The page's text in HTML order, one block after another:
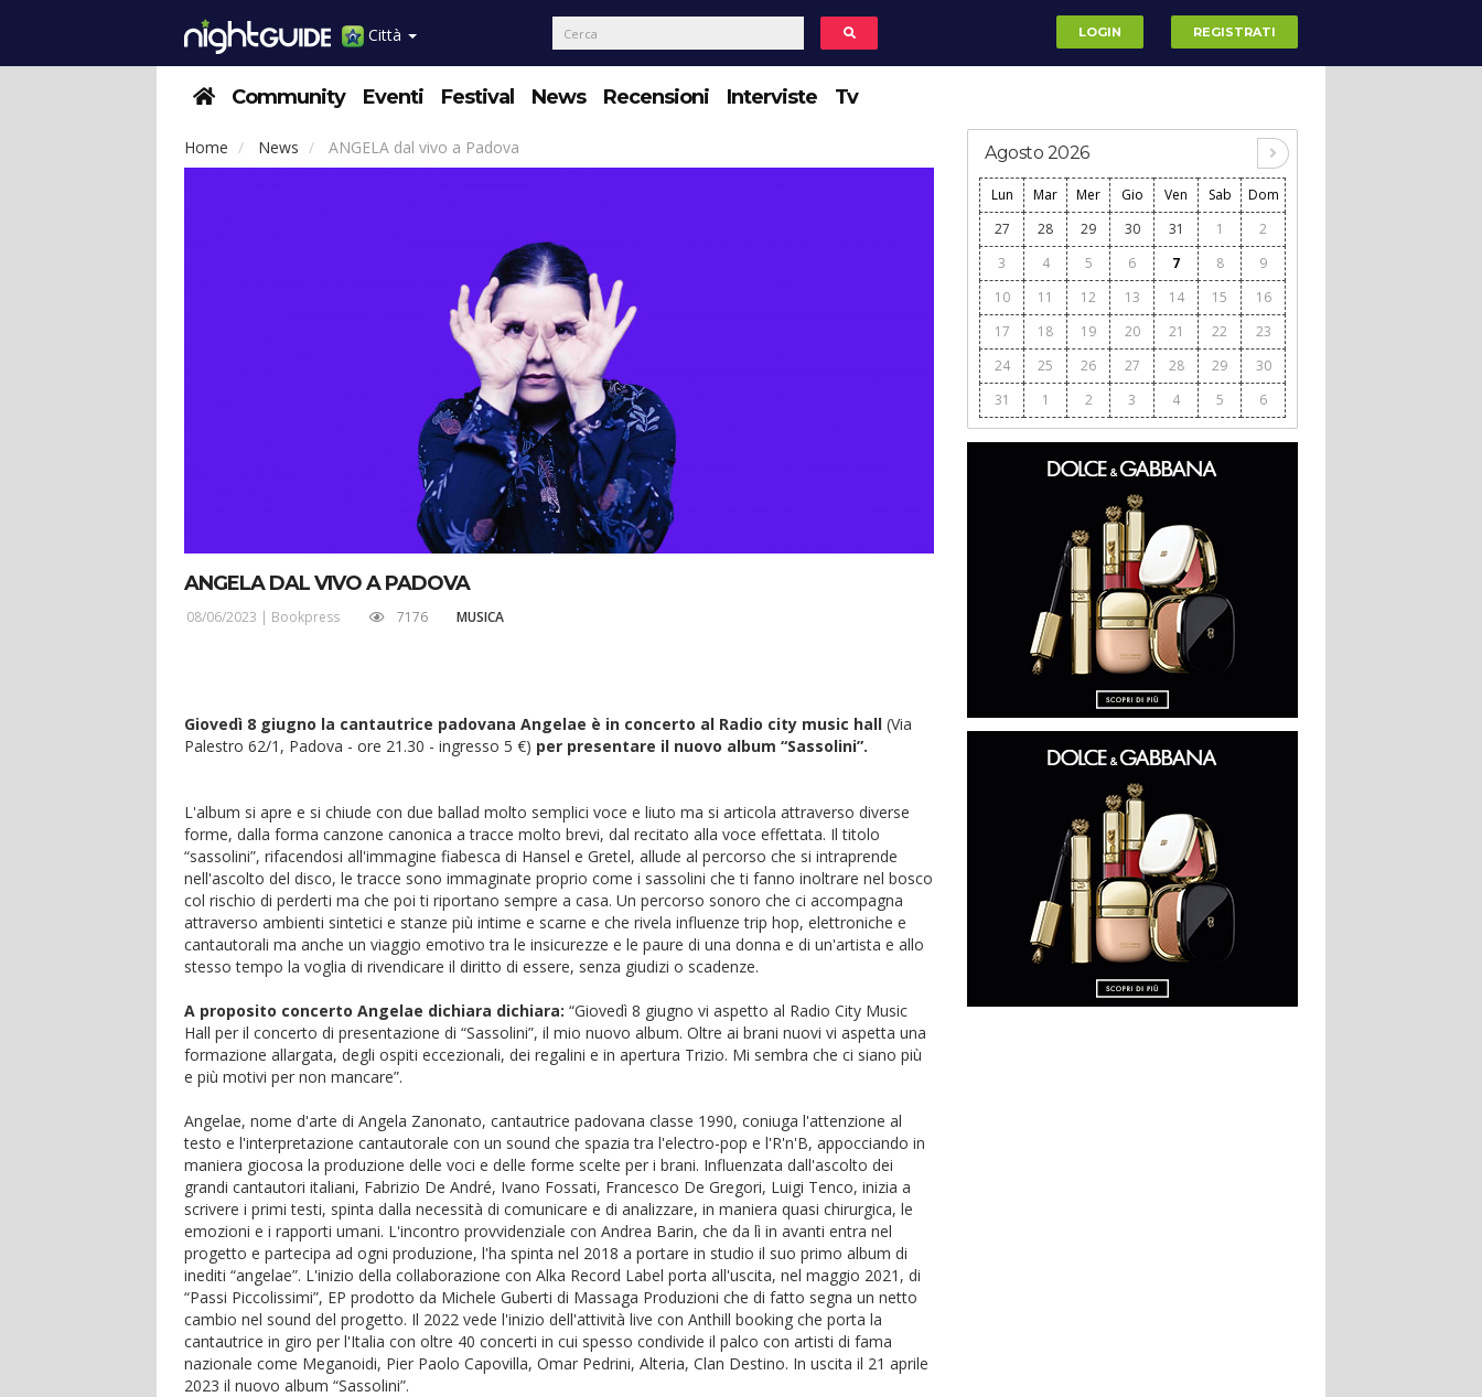
Città LOGIN REGISTRATI
Community Eventi Festival News Recensioni Interviste Tv
Home News ANGELA dal vivo a Padova
ANGELA DAL VIVO A PADOVA
08/06/2023 | Bookpress 7176 MUSICA
Giovedì 8 giugno la cantautrice padovana Angelae è in concerto al Radio city music hall (Via
Palestro 62/1, Padova - ore 21.30 - ingresso 5 €) per presentare il nuovo album “Sassolini”.
L'album si apre e si chiude con due ballad molto semplici voce e liuto ma si articola attraverso diverse
forme, dalla forma canzone canonica a tracce molto brevi, dal recitato alla voce effettata. Il titolo
“sassolini”, rifacendosi all'immagine fiabesca di Hansel e Gretel, allude al percorso che si intraprende
nell'ascolto del disco, le tracce sono immaginate proprio come i sassolini che ti fanno inoltrare nel bosco
col rischio di perderti ma che poi ti riportano sempre a casa. Un percorso sonoro che ci accompagna
attraverso ambienti sintetici e stanze più intime e scarne e che rivela influenze trip hop, elettroniche e
cantautorali ma anche un viaggio emotivo tra le insicurezze e le paure di una donna e di un'artista e allo
stesso tempo la voglia di rivendicare il diritto di essere, senza giudizi o scadenze.
A proposito concerto Angelae dichiara dichiara: “Giovedì 8 giugno vi aspetto al Radio City Music
Hall per il concerto di presentazione di “Sassolini”, il mio nuovo album. Oltre ai brani nuovi vi aspetta una
formazione allargata, degli ospiti eccezionali, dei regalini e in apertura Trizio. Mi sembra che ci siano più
e più motivi per non mancare”.
Angelae, nome d'arte di Angela Zanonato, cantautrice padovana classe 1990, coniuga l'attenzione al
testo e l'interpretazione cantautorale con un sound che spazia tra l'electro-pop e l'R'n'B, appocciando in
maniera giocosa la produzione delle voci e delle forme scelte per i brani. Influenzata dall'ascolto dei
grandi cantautori italiani, Fabrizio De André, Ivano Fossati, Francesco De Gregori, Luigi Tenco, inizia a
scrivere i primi testi, spinta dalla necessità di comunicare e di analizzare, in maniera quasi chirurgica, le
emozioni e i rapporti umani. L'incontro provvidenziale con Andrea Barin, che da lì in avanti entra nel
progetto e partecipa ad ogni produzione, l'ha spinta nel 2018 a portare in studio il suo primo album di
inediti “angelae”. L'inizio della collaborazione con Alka Record Label porta all'uscita, nel maggio 2021, di
“Passi Piccolissimi”, EP prodotto da Michele Guberti di Massaga Produzioni che di fatto segna un netto
cambio nel sound del progetto. Il 2022 vede l'inizio dell'attività live con Anthill booking che porta la
cantautrice in giro per l'Italia con oltre 40 concerti in cui spesso condivide il palco con artisti di fama
nazionale come Meganoidi, Pier Paolo Capovilla, Omar Pedrini, Alteria, Clan Destino. In uscita il 21 aprile
2023 il nuovo album “Sassolini”.
Agosto 2026
Lun Mar Mer Gio Ven Sab
Dom
27
28 29 30 31 1
2
3
4 5 6 7 8
9
10
11 12 13 14 15
16
17
18 19 20 21 22
23
24
25 26 27 28 29
30
31
1 2 3 4 5 6